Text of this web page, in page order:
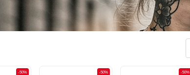
-50%
-50% -50%
-50% -50%
-50%